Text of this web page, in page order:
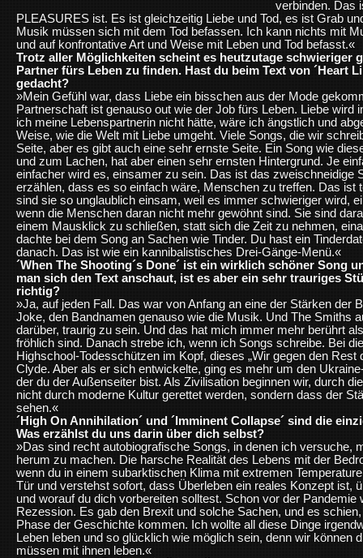
verbinden. Das
PLEASURES ist. Es ist gleichzeitig Liebe und Tod, es ist Grab
Musik müssen sich mit dem Tod befassen. Ich kann nichts mit
und auf konfrontative Art und Weise mit Leben und Tod befasst.«
Trotz aller Möglichkeiten scheint es heutzutage schwieriger
Partner fürs Leben zu finden. Hast du beim Text von ´Heart
gedacht?
»Mein Gefühl war, dass Liebe ein bisschen aus der Mode
Partnerschaft ist genauso out wie der Job fürs Leben. Liebe wird
ich meine Lebenspartnerin nicht hätte, wäre ich ängstlich und
Weise, wie die Welt mit Liebe umgeht. Viele Songs, die wir
Seite, aber es gibt auch eine sehr ernste Seite. Ein Song wie
und zum Lachen, hat aber einen sehr ernsten Hintergrund. Je
einfacher wird es, einsamer zu sein. Das ist das zweischneidige
erzählen, dass es so einfach wäre, Menschen zu treffen. Das ist
sind sie so unglaublich einsam, weil es immer schwieriger wird,
wenn die Menschen daran nicht mehr gewöhnt sind. Sie sind
einem Mausklick zu schließen, statt sich die Zeit zu nehmen,
dachte bei dem Song an Sachen wie Tinder. Du hast ein
danach. Das ist wie ein kannibalistisches Drei-Gänge-Menü.«
´When The Shooting´s Done´ ist ein wirklich schöner Song
man sich den Text anschaut, ist es aber ein sehr trauriges
richtig?
»Ja, auf jeden Fall. Das war von Anfang an eine der Stärken der
Joke, den Bandnamen genauso wie die Musik. Und The Smiths
darüber, traurig zu sein. Und das hat mich immer mehr berührt
fröhlich sind. Danach strebe ich, wenn ich Songs schreibe. Bei
Highschool-Todesschützen im Kopf, dieses „Wir gegen den Rest
Clyde. Aber als er sich entwickelte, ging es mehr um den
der du der Außenseiter bist. Als Zivilisation beginnen wir, durch
nicht durch moderne Kultur gerettet werden, sondern dass der
sehen.«
´High On Annihilation´ und ´Imminent Collapse´ sind die
Was erzählst du uns darin über dich selbst?
»Das sind recht autobiografische Songs, in denen ich versuche,
herum zu machen. Die harsche Realität des Lebens mit der
wenn du in einem subarktischen Klima mit extremen
Tür und verstehst sofort, dass Überleben ein reales Konzept ist,
und worauf du dich vorbereiten solltest. Schon vor der Pandemie
Rezession. Es gab den Brexit und solche Sachen, und es
Phase der Geschichte kommen. Ich wollte all diese Dinge
Leben leben und so glücklich wie möglich sein, denn wir können
müssen mit ihnen leben.«